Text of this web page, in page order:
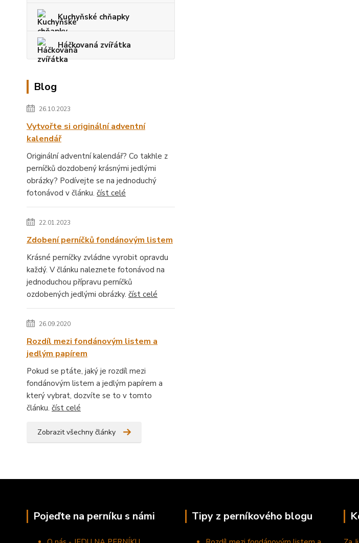
Kuchyňské chňapky
Háčkovaná zvířátka
Blog
26.10.2023
Vytvořte si originální adventní
kalendář
Originální adventní kalendář? Co takhle z
perníčků dozdobený krásnými jedlými
obrázky? Podívejte se na jednoduchý
fotonávod v článku. číst celé
22.01.2023
Zdobení perníčků fondánovým listem
Krásné perníčky zvládne vyrobit opravdu
každý. V článku naleznete fotonávod na
jednoduchou přípravu perníčků
ozdobených jedlými obrázky. číst celé
26.09.2020
Rozdíl mezi fondánovým listem a
jedlým papírem
Pokud se ptáte, jaký je rozdíl mezi
fondánovým listem a jedlým papírem a
který vybrat, dozvíte se to v tomto
článku. číst celé
Zobrazit všechny články
Pojeďte na perníku s námi Tipy z perníkového blogu